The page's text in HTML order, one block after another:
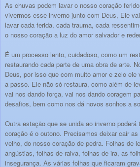
As chuvas podem lavar o nosso coração
vivermos esse inverno junto com Deus, Ele
lavar cada ferida, cada trauma, cada
o nosso coração a luz do amor salvador e
É um processo lento, cuidadoso, como um
restaurando cada parte de uma obra de arte.
Deus, por isso que com muito amor e zelo ele
a passo. Ele não só restaura, como além de
vai nos dando força, vai nos dando coragem
desafios, bem como nos dá novos sonhos a
Outra estação que se unida ao inverno
coração é o outono. Precisamos deixar cair
velho, do nosso coração de pedra. Folhas de
angústias, folhas de raiva, folhas de ira, as
insegurança. As várias folhas que ficaram